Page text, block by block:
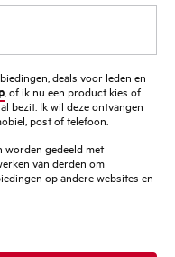
deals voor leden en
, of ik nu een product kies of
bezit. Ik wil deze ontvangen
post of telefoon.
worden gedeeld met
van derden om
op andere websites en